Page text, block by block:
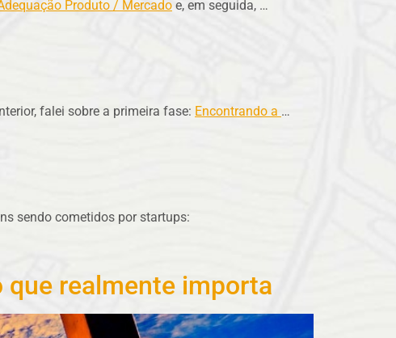
Produto / Mercado e, em seguida, …
falei sobre a primeira fase: Encontrando a …
sendo cometidos por startups:
que realmente importa